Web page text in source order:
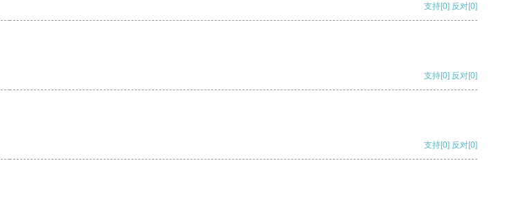
支持[0] 反对[0]
支持[0] 反对[0]
支持[0] 反对[0]